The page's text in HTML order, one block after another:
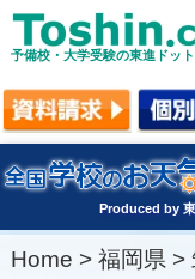
予備校・大学受験の東進ドッ
Produced by
Home > 福岡県 >